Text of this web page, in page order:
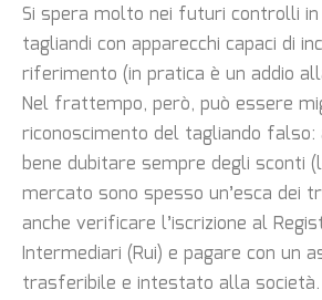
Si spera molto nei futuri controlli
tagliandi con apparecchi capaci di
riferimento (in pratica è un addio
Nel frattempo, però, può essere
riconoscimento del tagliando falso:
bene dubitare sempre degli sconti
mercato sono spesso un’esca dei
anche verificare l’iscrizione al
Intermediari (Rui) e pagare con un
trasferibile e intestato alla società.